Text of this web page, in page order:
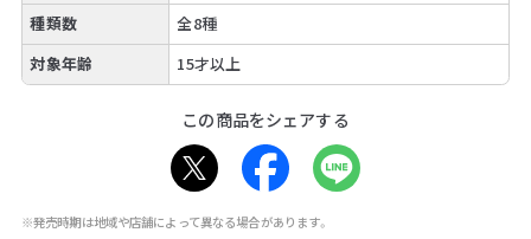
種類数
全8種
対象年齢
15才以上
この商品をシェアする
※発売時期は地域や店舗によって異なる場合があります。